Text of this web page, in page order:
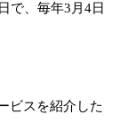
で、毎年3月4日
ビスを紹介した